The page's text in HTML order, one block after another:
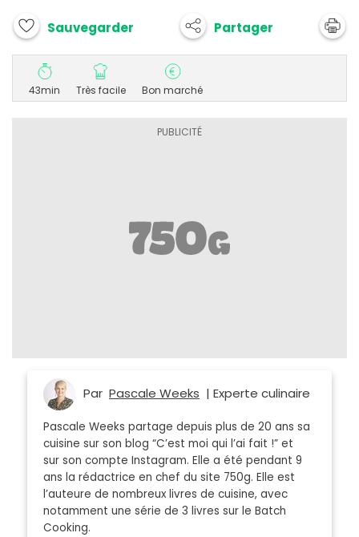
Sauvegarder Partager
43min Très facile Bon marché
Par Pascale Weeks | Experte culinaire
Pascale Weeks partage depuis plus de 20 ans sa
cuisine sur son blog “C’est moi qui l’ai fait !” et
sur son compte Instagram. Elle a été pendant 9
ans la rédactrice en chef du site 750g. Elle est
l’auteure de nombreux livres de cuisine, avec
notamment une série de 3 livres sur le Batch
Cooking.